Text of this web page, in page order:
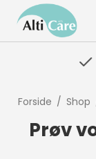
Forside / Shop
Prøv